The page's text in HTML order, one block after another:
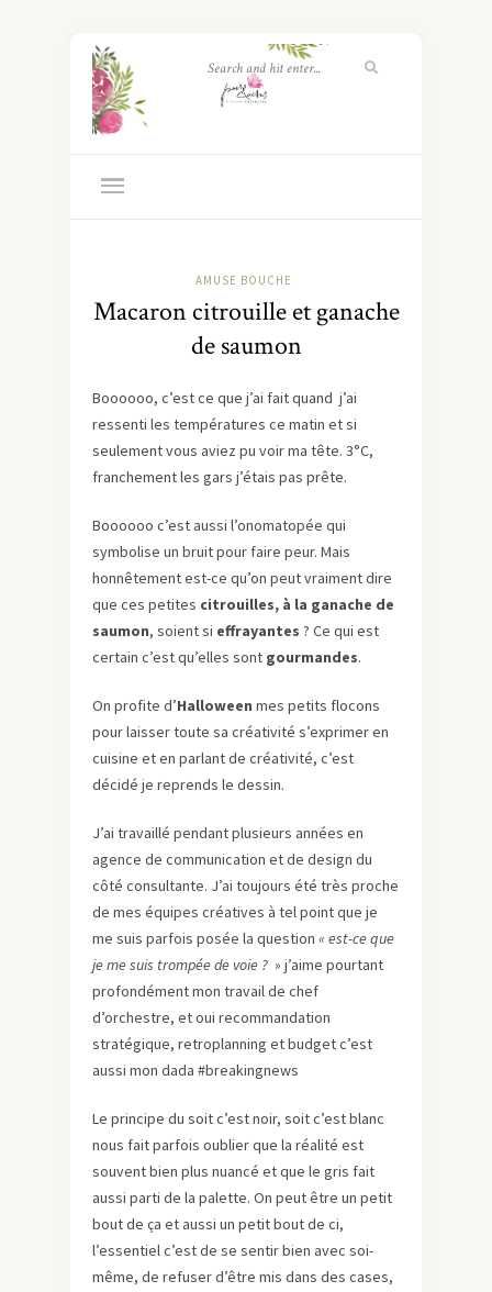
AMUSE BOUCHE
Macaron citrouille et ganache
de saumon
Boooooo, c’est ce que j’ai fait quand j’ai
ressenti les températures ce matin et si
seulement vous aviez pu voir ma tête. 3°C,
franchement les gars j’étais pas prête.
Boooooo c’est aussi l’onomatopée qui
symbolise un bruit pour faire peur. Mais
honnêtement est-ce qu’on peut vraiment dire
que ces petites citrouilles, à la ganache de
saumon, soient si effrayantes ? Ce qui est
certain c’est qu’elles sont gourmandes.
On profite d’Halloween mes petits flocons
pour laisser toute sa créativité s’exprimer en
cuisine et en parlant de créativité, c’est
décidé je reprends le dessin.
J’ai travaillé pendant plusieurs années en
agence de communication et de design du
côté consultante. J’ai toujours été très proche
de mes équipes créatives à tel point que je
me suis parfois posée la question « est-ce que
je me suis trompée de voie ? » j’aime pourtant
profondément mon travail de chef
d’orchestre, et oui recommandation
stratégique, retroplanning et budget c’est
aussi mon dada #breakingnews
Le principe du soit c’est noir, soit c’est blanc
nous fait parfois oublier que la réalité est
souvent bien plus nuancé et que le gris fait
aussi parti de la palette. On peut être un petit
bout de ça et aussi un petit bout de ci,
l’essentiel c’est de se sentir bien avec soi-
même, de refuser d’être mis dans des cases,